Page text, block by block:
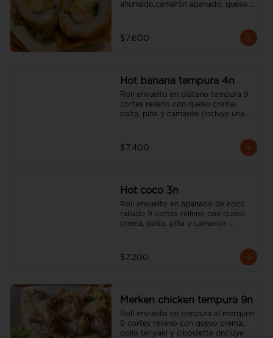
ahumado,camarón apanado, queso
$7.600
Hot banana tempura 4n
Roll envuelto en plátano tempura 9
cortes relleno con queso crema,
palta, piña y camarón (incluye una
$7.400
Hot coco 3n
Roll envuelto en apanado de coco
rallado 9 cortes relleno con queso
crema, palta, piña y camarón
$7.200
Merken chicken tempura 9n
Roll envuelto en tempura al merquén
9 cortes relleno con queso crema,
pollo teriyaki y ciboulette (incluye